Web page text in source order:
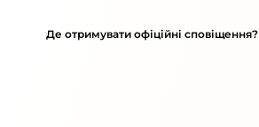
Де отримувати офіційні сповіщення?